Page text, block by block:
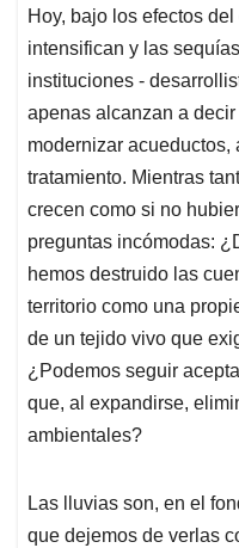
Hoy, bajo los efectos
intensifican y las
instituciones -
apenas alcanzan a
modernizar
tratamiento. Mientras
crecen como si no
preguntas incómodas:
hemos destruido las
territorio como una
de un tejido vivo que
¿Podemos seguir
que, al expandirse,
ambientales?
Las lluvias son, en el
que dejemos de verlas